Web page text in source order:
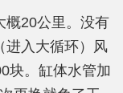
概20公里。没有
进入大循环）风
块。缸体水管加